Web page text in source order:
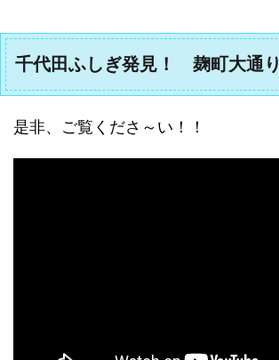
千代田ふしぎ発見！ 麹町大通り
是非、ご覧くださ～い！！